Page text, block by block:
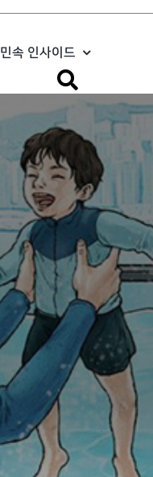
민속 인사이드